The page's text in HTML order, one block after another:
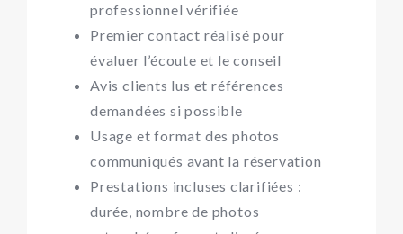
professionnel vérifiée
Premier contact réalisé pour
évaluer l’écoute et le conseil
Avis clients lus et références
demandées si possible
Usage et format des photos
communiqués avant la réservation
Prestations incluses clarifiées :
durée, nombre de photos